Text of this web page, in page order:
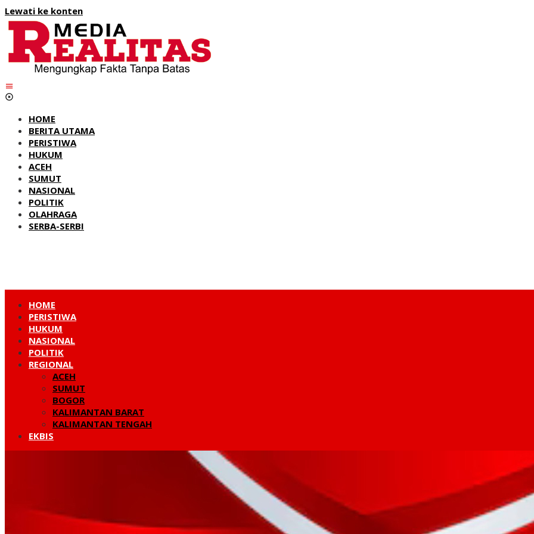
Lewati ke konten
HOME
BERITA UTAMA
PERISTIWA
HUKUM
ACEH
SUMUT
NASIONAL
POLITIK
OLAHRAGA
SERBA-SERBI
HOME
PERISTIWA
HUKUM
NASIONAL
POLITIK
REGIONAL
ACEH
SUMUT
BOGOR
KALIMANTAN BARAT
KALIMANTAN TENGAH
EKBIS